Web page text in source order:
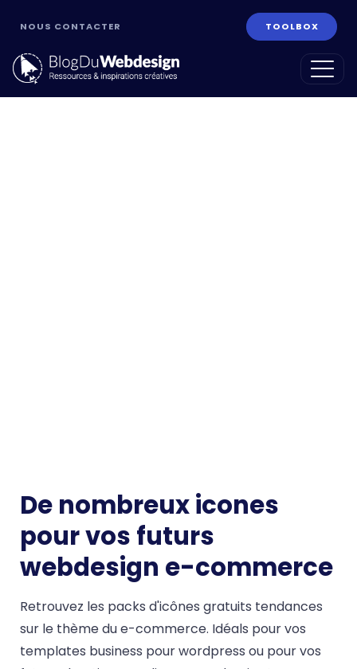
NOUS CONTACTER TOOLBOX
De nombreux icones
pour vos futurs
webdesign e-commerce
Retrouvez les packs d'icônes gratuits tendances
sur le thème du e-commerce. Idéals pour vos
templates business pour wordpress ou pour vos